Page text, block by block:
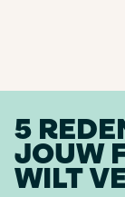
5
JOUW
WILT